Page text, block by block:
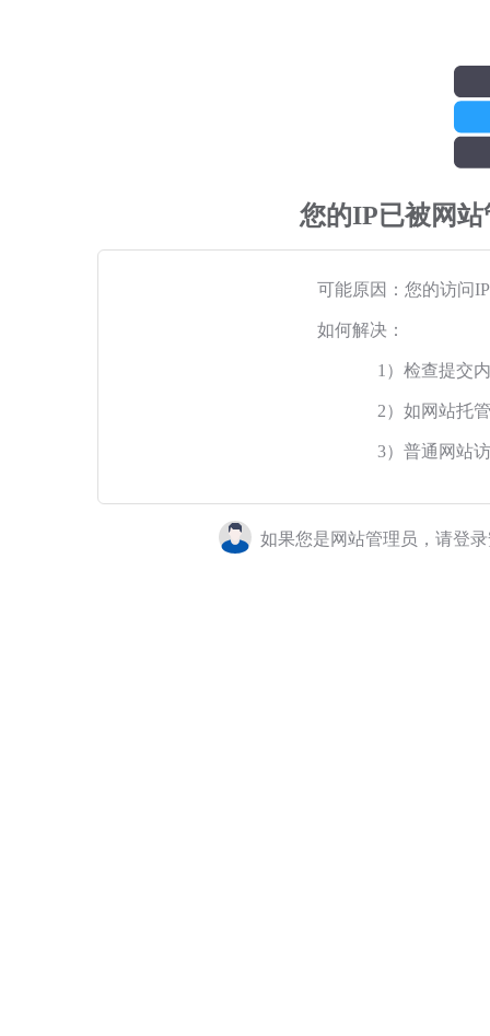
您的IP已被网
可能原因：您的访问
如何解决：
1）检查提交
2）如网站托
3）普通网站
如果您是网站管理员，请登